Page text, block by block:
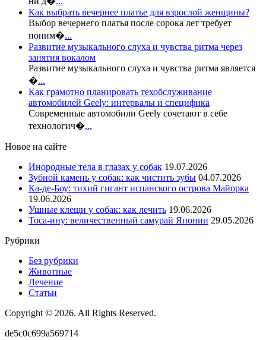
Как выбрать вечернее платье для взрослой женщины?
Выбор вечернего платья после сорока лет требует
поним�...
Развитие музыкального слуха и чувства ритма через
занятия вокалом
Развитие музыкального слуха и чувства ритма является
�...
Как грамотно планировать техобслуживание
автомобилей Geely: интервалы и специфика
Современные автомобили Geely сочетают в себе
технологич�...
Новое на сайте
Инородные тела в глазах у собак 19.07.2026
Зубной камень у собак: как чистить зубы 04.07.2026
Ка-де-Боу: тихий гигант испанского острова Майорка
19.06.2026
Ушные клещи у собак: как лечить 19.06.2026
Тоса-ину: величественный самурай Японии 29.05.2026
Рубрики
Без рубрики
Животные
Лечение
Статьи
Copyright © 2026. All Rights Reserved.
de5c0c699a569714